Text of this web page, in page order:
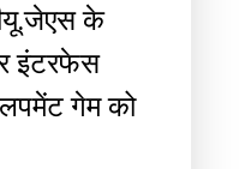
के
इंटरफेस
गेम को